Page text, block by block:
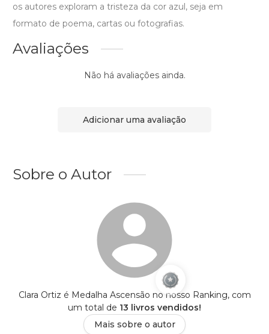
os autores exploram a tristeza da cor azul, seja em
formato de poema, cartas ou fotografias.
Avaliações
Não há avaliações ainda.
Adicionar uma avaliação
Sobre o Autor
Clara Ortiz é Medalha Ascensão no nosso Ranking, com
um total de 13 livros vendidos!
Mais sobre o autor